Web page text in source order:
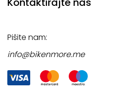
Pišite nam:
info@bikenmore.me